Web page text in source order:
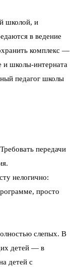
школой, и
в ведение
комплекс —
и школы-интерната
педагог школы
передачи
нелогично:
просто
слепых. В
детей — в
детей с